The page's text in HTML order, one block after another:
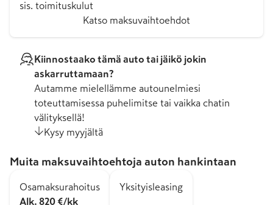
sis. toimituskulut
Katso maksuvaihtoehdot
Kiinnostaako tämä auto tai jäikö jokin
askarruttamaan?
Autamme mielellämme autounelmiesi
toteuttamisessa puhelimitse tai vaikka chatin
välityksellä!
Kysy myyjältä
Muita maksuvaihtoehtoja auton hankintaan
Osamaksurahoitus
Alk. 820 €/kk
Yksityisleasing